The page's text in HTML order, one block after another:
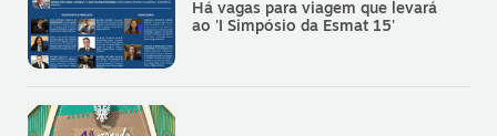
Há vagas para viagem que levará
ao 'I Simpósio da Esmat 15'